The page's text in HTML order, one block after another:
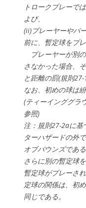
トロークプレーで
よび、
(ii)プレーヤーやパ
前に、暫定球をプレ
プレーヤーが別
さなかった場合、
と距離の罰(規則
なお、初めの球は紛
(ティーインググラ
参照)
注：規則27-2aに
ターハザードの外
オブバウンズであ
さらに別の暫定球
暫定球がプレーさ
定球の関係は、初
同じである。